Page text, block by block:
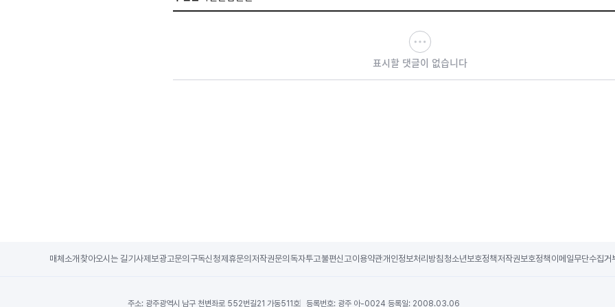
표시할 댓글이 없습니다
매체소개 찾아오시는 길기사제보광고문의 구독신청제휴문의 저작권문의 독자투고불편신고이용약관개인정보처리방침 청소년보호정책저작권보호정책 이메일무단수집거
주소: 광주광역시 남구 천변좌로 552번길21 가동511호 등록번호: 광주 아-0024 등록일: 2008.03.06